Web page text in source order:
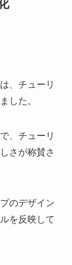
、チューリ
した。
、チューリ
さが称賛さ
のデザイン
を反映して